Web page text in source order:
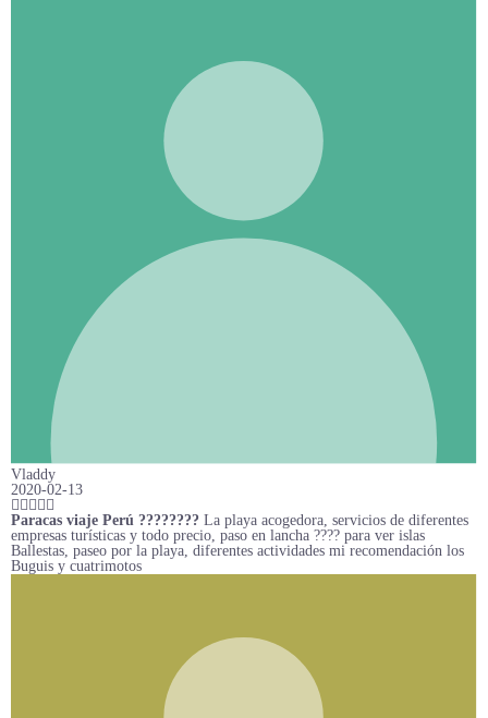
Vladdy
2020-02-13
Paracas viaje Perú ???????? La playa acogedora, servicios de diferentes
empresas turísticas y todo precio, paso en lancha ???? para ver islas
Ballestas, paseo por la playa, diferentes actividades mi recomendación los
Buguis y cuatrimotos